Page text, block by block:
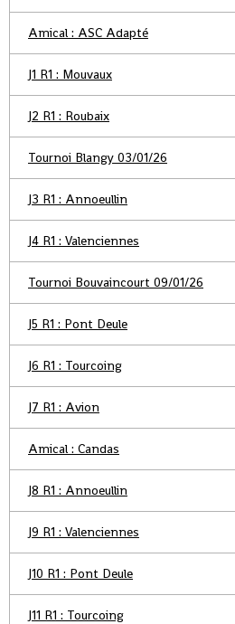
Amical : ASC Adapté
J1 R1 : Mouvaux
J2 R1 : Roubaix
Tournoi Blangy 03/01/26
J3 R1 : Annoeullin
J4 R1 : Valenciennes
Tournoi Bouvaincourt 09/01/26
J5 R1 : Pont Deule
J6 R1 : Tourcoing
J7 R1 : Avion
Amical : Candas
J8 R1 : Annoeullin
J9 R1 : Valenciennes
J10 R1 : Pont Deule
J11 R1 : Tourcoing